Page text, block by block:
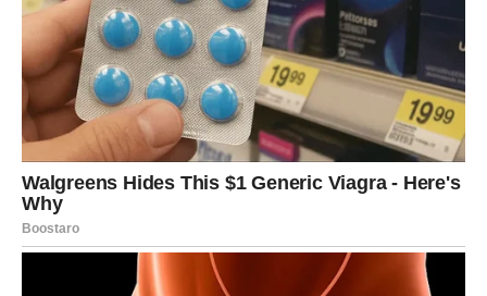
VAGA
Zvijezde vam donose veoma romantičnu energiju i
mnogo više pažnje nego ranije.
Ako ste slobodni, moguće je novo poznanstvo koje
odmah budi emocije.